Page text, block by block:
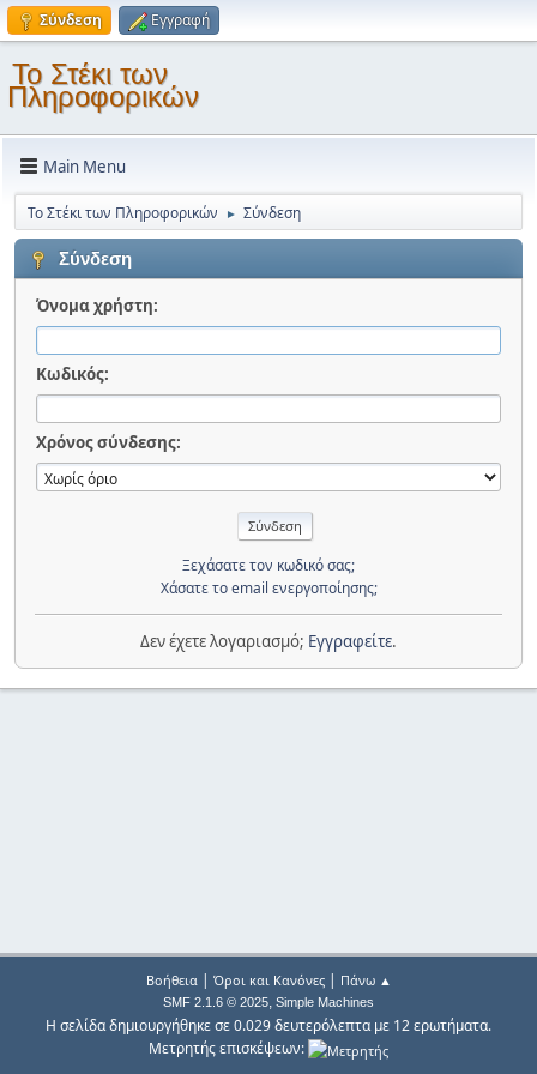
Σύνδεση Εγγραφή
Το Στέκι των
Πληροφορικών
Main Menu
Το Στέκι των Πληροφορικών ► Σύνδεση
Σύνδεση
Όνομα χρήστη:
Κωδικός:
Χρόνος σύνδεσης:
Ξεχάσατε τον κωδικό σας;
Χάσατε το email ενεργοποίησης;
Δεν έχετε λογαριασμό; Εγγραφείτε.
Βοήθεια| Όροι και Κανόνες| Πάνω ▲
SMF 2.1.6 © 2025, Simple Machines
Η σελίδα δημιουργήθηκε σε 0.029 δευτερόλεπτα με 12 ερωτήματα.
Μετρητής επισκέψεων: